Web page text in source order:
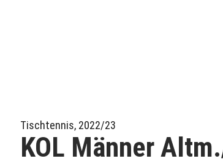
Tischtennis, 2022/23
KOL Männer